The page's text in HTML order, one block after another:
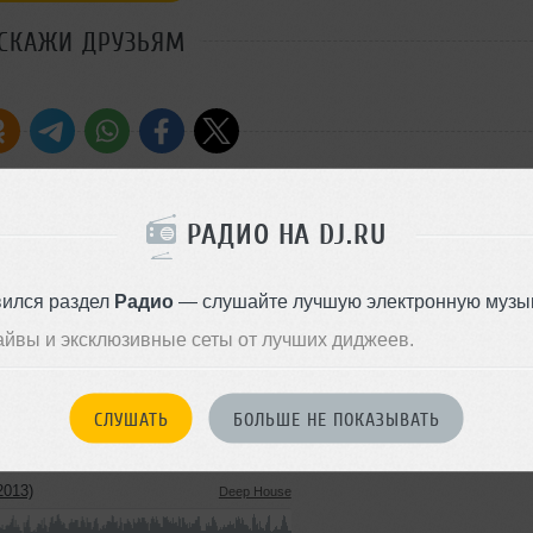
РАДИО НА DJ.RU
раздел Радио— слушайте лучшую электронную
и эксклюзивные сеты от лучших диджеев.
СЛУШАТЬ БОЛЬШЕ НЕ ПОКАЗЫВАТЬ
ДРУЗЬЯМ
7:00 на Мегаполис FM.
Progressive House
137 MB, 320 kbps MP3 498
21 июля 2013
Deep House